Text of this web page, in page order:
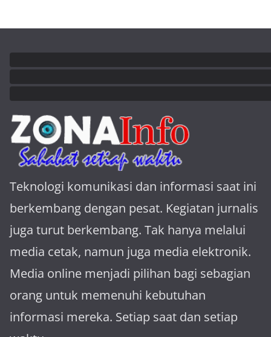
Teknologi komunikasi dan informasi saat ini
berkembang dengan pesat. Kegiatan jurnalis
juga turut berkembang. Tak hanya melalui
media cetak, namun juga media elektronik.
Media online menjadi pilihan bagi sebagian
orang untuk memenuhi kebutuhan
informasi mereka. Setiap saat dan setiap